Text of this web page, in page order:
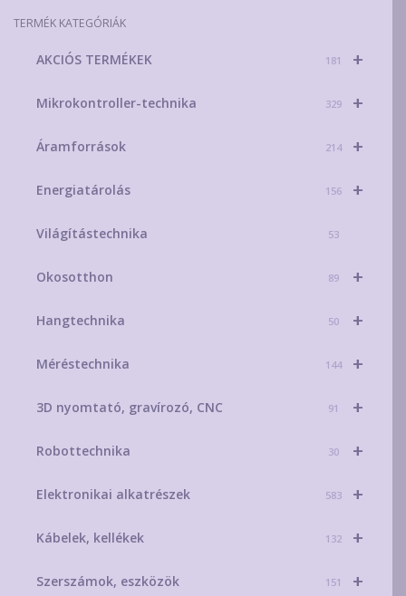
TERMÉK KATEGÓRIÁK
+
AKCIÓS TERMÉKEK 181
+
Mikrokontroller-technika 329
+
Áramforrások 214
+
Energiatárolás 156
Világítástechnika 53
+
Okosotthon 89
+
Hangtechnika 50
+
Méréstechnika 144
+
3D nyomtató, gravírozó, CNC 91
+
Robottechnika 30
+
Elektronikai alkatrészek 583
+
Kábelek, kellékek 132
+
Szerszámok, eszközök 151